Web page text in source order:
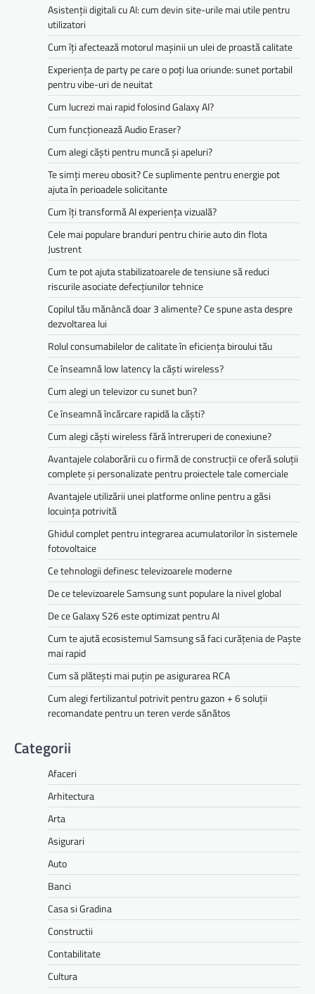
Asistenții digitali cu AI: cum devin site-urile mai utile pentru
utilizatori
Cum îți afectează motorul mașinii un ulei de proastă calitate
Experiența de party pe care o poți lua oriunde: sunet portabil
pentru vibe-uri de neuitat
Cum lucrezi mai rapid folosind Galaxy AI?
Cum funcționează Audio Eraser?
Cum alegi căști pentru muncă și apeluri?
Te simți mereu obosit? Ce suplimente pentru energie pot
ajuta în perioadele solicitante
Cum îți transformă AI experiența vizuală?
Cele mai populare branduri pentru chirie auto din flota
Justrent
Cum te pot ajuta stabilizatoarele de tensiune să reduci
riscurile asociate defecțiunilor tehnice
Copilul tău mănâncă doar 3 alimente? Ce spune asta despre
dezvoltarea lui
Rolul consumabilelor de calitate în eficiența biroului tău
Ce înseamnă low latency la căști wireless?
Cum alegi un televizor cu sunet bun?
Ce înseamnă încărcare rapidă la căști?
Cum alegi căști wireless fără întreruperi de conexiune?
Avantajele colaborării cu o firmă de construcții ce oferă soluții
complete și personalizate pentru proiectele tale comerciale
Avantajele utilizării unei platforme online pentru a găsi
locuința potrivită
Ghidul complet pentru integrarea acumulatorilor în sistemele
fotovoltaice
Ce tehnologii definesc televizoarele moderne
De ce televizoarele Samsung sunt populare la nivel global
De ce Galaxy S26 este optimizat pentru AI
Cum te ajută ecosistemul Samsung să faci curățenia de Paște
mai rapid
Cum să plătești mai puțin pe asigurarea RCA
Cum alegi fertilizantul potrivit pentru gazon + 6 soluții
recomandate pentru un teren verde sănătos
Categorii
Afaceri
Arhitectura
Arta
Asigurari
Auto
Banci
Casa si Gradina
Constructii
Contabilitate
Cultura